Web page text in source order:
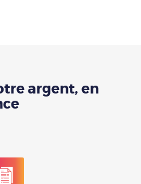
argent, en